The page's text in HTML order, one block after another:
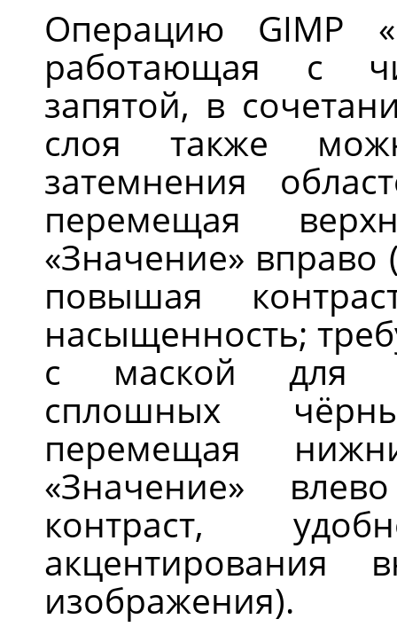
Операцию GIMP
работающая с
запятой, в
слоя также
затемнения
перемещая
«Значение» вправо
повышая
насыщенность;
с маской для
сплошных
перемещая
«Значение»
контраст,
акцентирования
изображения).